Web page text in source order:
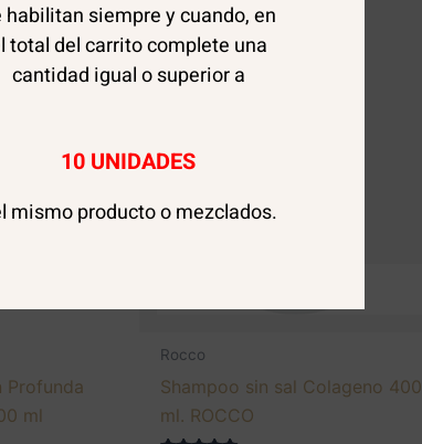
Profunda
ml
Rocco
Shampoo sin sal Colageno 400
ml. ROCCO
habilitan siempre y cuando, en
total del carrito complete una
cantidad igual o superior a
10 UNIDADES
mismo producto o mezclados.